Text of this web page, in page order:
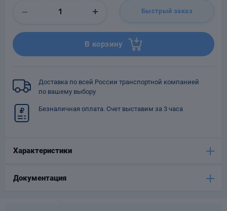
Быстрый заказ
В корзину
Доставка по всей России транспортной компанией
по вашему выбору
Безналичная оплата. Счет выставим за 3 часа
Характеристики
Документация
Фильтры для
трубопроводов
Хомуты для труб